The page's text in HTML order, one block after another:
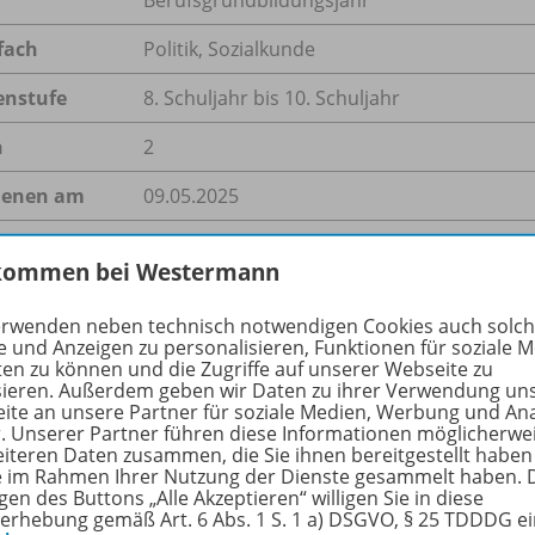
Politik, Sozialkunde
8. Schuljahr bis 10. Schuljahr
2
am
09.05.2025
8,6 MB
ist ein erfolgreicher Baustein für
bei Westermann
neben technisch notwendigen Cookies auch
und Anzeigen zu personalisieren, Funktionen für soziale
zu können und die Zugriffe auf unserer Webseite zu
Außerdem geben wir Daten zu ihrer Verwendung
an unsere Partner für soziale Medien, Werbung und
Unserer Partner führen diese Informationen
Daten zusammen, die Sie ihnen bereitgestellt
im Rahmen Ihrer Nutzung der Dienste gesammelt haben.
des Buttons „Alle Akzeptieren“ willigen Sie in diese
gemäß Art. 6 Abs. 1 S. 1 a) DSGVO, § 25 TDDDG